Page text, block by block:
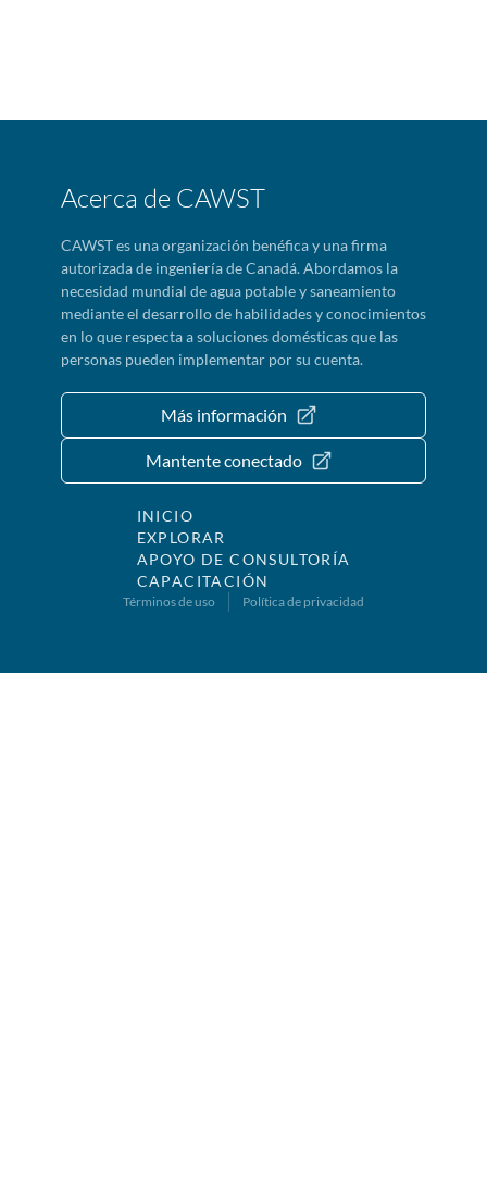
Acerca de CAWST
CAWST es una organización benéfica y una firma
autorizada de ingeniería de Canadá. Abordamos la
necesidad mundial de agua potable y saneamiento
mediante el desarrollo de habilidades y conocimientos
en lo que respecta a soluciones domésticas que las
personas pueden implementar por su cuenta.
Más información
Mantente conectado
INICIO
EXPLORAR
APOYO DE CONSULTORÍA
CAPACITACIÓN
Términos de uso Política de privacidad